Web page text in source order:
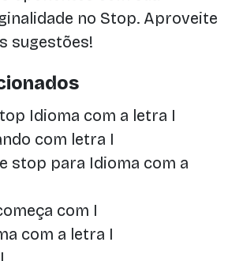
no Stop. Aproveite
sugestões!
Idioma com a letra I
com letra I
stop para Idioma com a
com I
com a letra I